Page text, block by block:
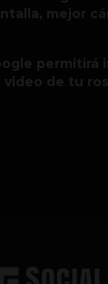
mejor
permitirá
video de tu